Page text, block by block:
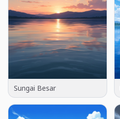
Sungai Besar